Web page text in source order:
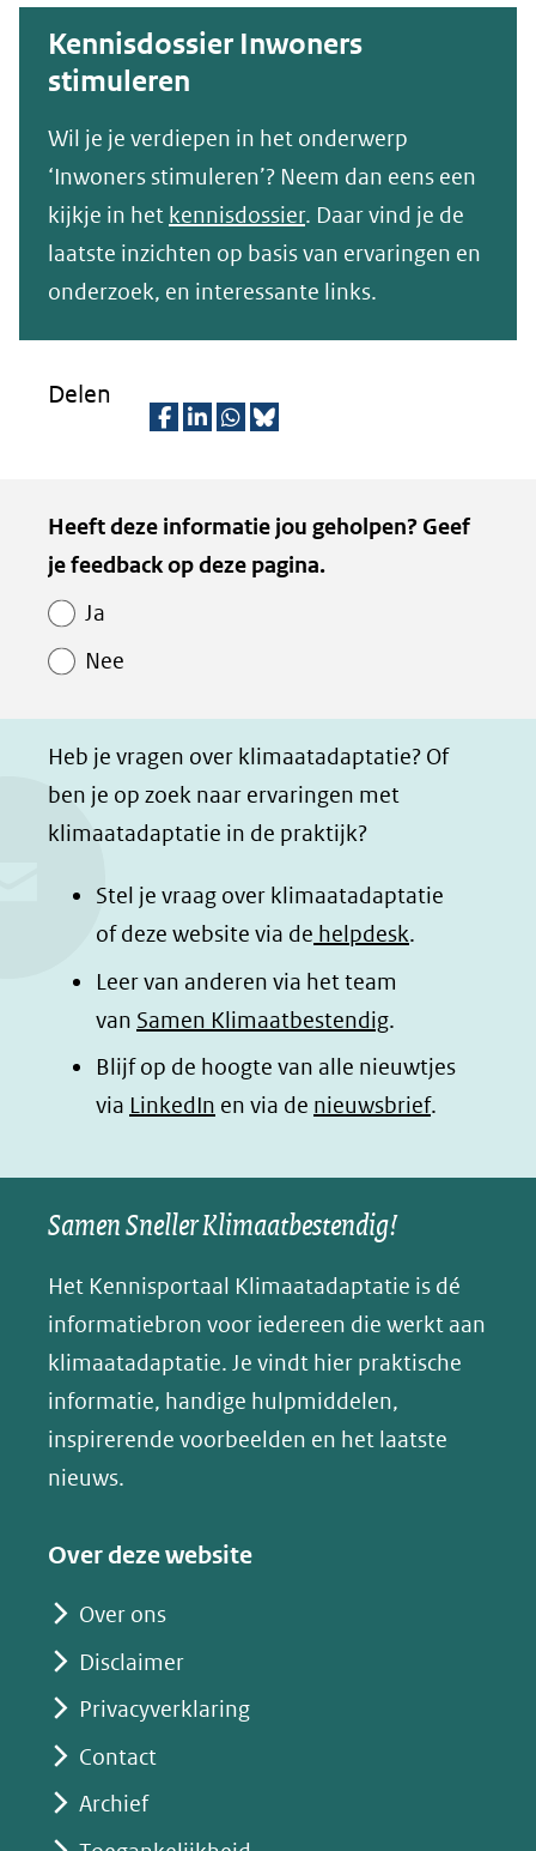
nieuw
venster)
naar
een
andere
website)
Kennisdossier Inwoners
stimuleren
Wil je je verdiepen in het onderwerp
‘Inwoners stimuleren’? Neem dan eens een
kijkje in het kennisdossier. Daar vind je de
laatste inzichten op basis van ervaringen en
onderzoek, en interessante links.
Delen
l
e
a
b
o
o
(opent
in
nieuw
venster)
naar
een
website)
l
e
i
d
I
(opent
in
nieuw
venster)
naar
een
website)
l
e
h
t
a
p
(opent
in
nieuw
venster)
naar
een
website)
z
e
n
d
l
e
o
p
B
l
e
s
y
(opent
in
nieuw
venster)
Kopie
van
Paginawaardering
Heeft deze informatie jou geholpen? Geef
je feedback op deze pagina.
Ja
Nee
Heb je vragen over klimaatadaptatie? Of
ben je op zoek naar ervaringen met
klimaatadaptatie in de praktijk?
Stel je vraag over klimaatadaptatie
of deze website via de helpdesk.
Leer van anderen via het team
van Samen Klimaatbestendig.
Blijf op de hoogte van alle nieuwtjes
via LinkedIn (opent
nieuw
venster)
naar
een
andere
website)
en via de nieuwsbrief.
Samen Sneller Klimaatbestendig!
Het Kennisportaal Klimaatadaptatie is dé
informatiebron voor iedereen die werkt aan
klimaatadaptatie. Je vindt hier praktische
informatie, handige hulpmiddelen,
inspirerende voorbeelden en het laatste
nieuws.
Over deze website
Over ons
Disclaimer
Privacyverklaring
Contact
Archief